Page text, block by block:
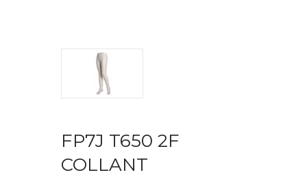
FP7J T650 2F
COLLANT